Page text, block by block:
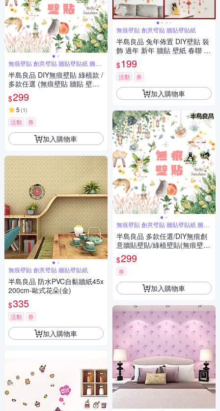
無痕壁貼 創意璧貼 牆貼壁貼紙 圖案
豐富
半島良品 DIY無痕壁貼 綠植款 /
多款任選 (無痕壁貼 牆貼 壁貼
紙 創意璧貼)
$299
5 (1)
活動 券
加入購物車
無痕壁貼 創意璧貼 牆貼壁貼紙
半島良品 防水PVC自黏牆紙45x
200cm-歐式花朵(金)
$335
活動 券
加入購物車
無痕壁貼 創意璧貼 牆貼壁貼紙
半島良品 兔年佈置 DIY壁貼 裝
飾 過年 新年 牆貼 壁紙 春聯 燈
籠 福到 紅色 喜慶 新年玻璃貼
兔子壁貼
$199
活動 券
加入購物車
無痕壁貼 創意璧貼 牆貼壁貼紙 圖案
豐富
半島良品 多款任選/DIY無痕創
意牆貼壁貼/綠植壁貼(無痕壁貼
牆貼 壁貼紙 創意璧貼)
$299
券
加入購物車